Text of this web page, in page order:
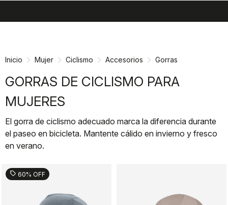
navegación
Inicio Mujer Ciclismo Accesorios Gorras
GORRAS DE CICLISMO PARA
MUJERES
El gorra de ciclismo adecuado marca la diferencia durante
el paseo en bicicleta. Mantente cálido en invierno y fresco
en verano.
sell 60% OFF